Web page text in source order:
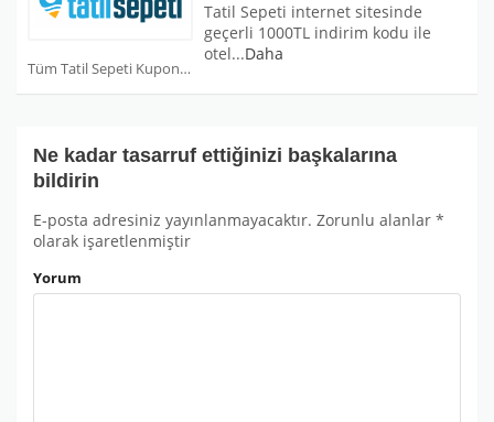
Tüm Tatil Sepeti Kuponları
Tatil Sepeti internet sitesinde
geçerli 1000TL indirim kodu ile
otel...Daha
Ne kadar tasarruf ettiğinizi başkalarına
bildirin
E-posta adresiniz yayınlanmayacaktır. Zorunlu alanlar *
olarak işaretlenmiştir
Yorum